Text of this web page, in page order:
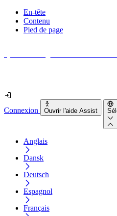
En-tête
Contenu
Pied de page
Connexion Ouvrir l'aide Assist
Anglais
Dansk
Deutsch
Espagnol
Français